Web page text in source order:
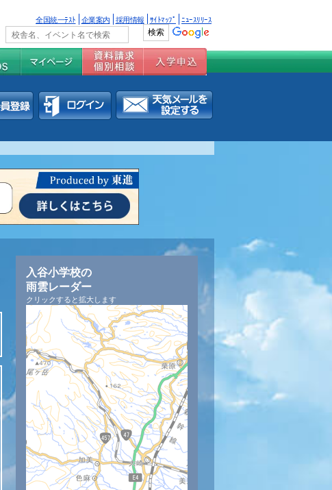
全国統一ﾃｽﾄ 企業案内 採用情報 ｻｲﾄﾏｯﾌﾟ ﾆｭｰｽﾘﾘｰｽ
入谷小学校の
雨雲レーダー
クリックすると拡大します